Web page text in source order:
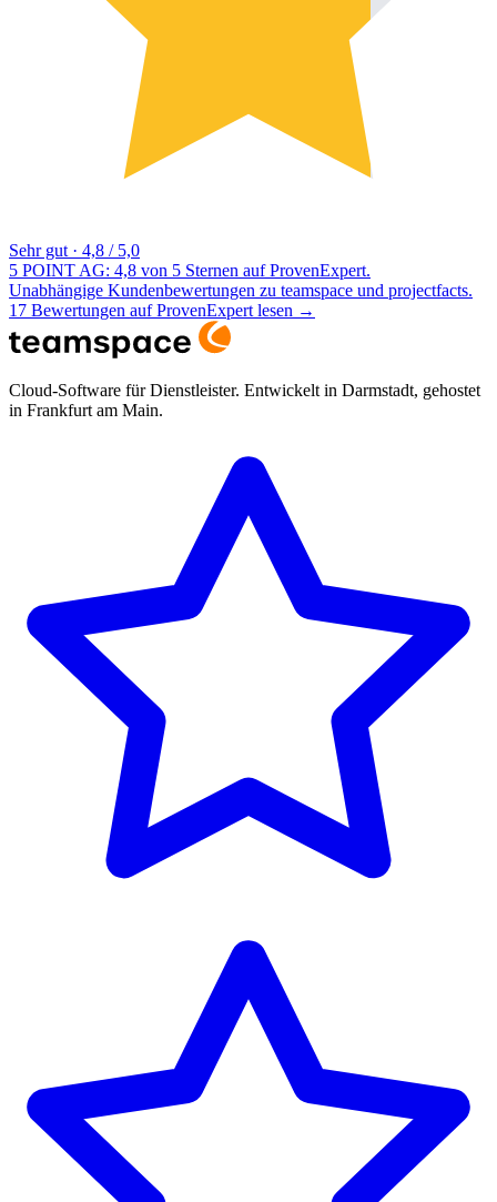
Sehr gut · 4,8 / 5,0
5 POINT AG: 4,8 von 5 Sternen auf ProvenExpert.
Unabhängige Kundenbewertungen zu teamspace und projectfacts.
17 Bewertungen auf ProvenExpert lesen →
Cloud-Software für Dienstleister. Entwickelt in Darmstadt, gehostet
in Frankfurt am Main.